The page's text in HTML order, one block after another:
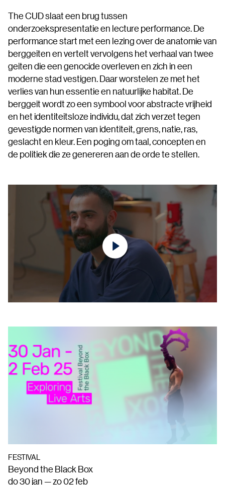
The CUD slaat een brug tussen
onderzoekspresentatie en lecture performance. De
performance start met een lezing over de anatomie van
berggeiten en vertelt vervolgens het verhaal van twee
geiten die een genocide overleven en zich in een
moderne stad vestigen. Daar worstelen ze met het
verlies van hun essentie en natuurlijke habitat. De
berggeit wordt zo een symbool voor abstracte vrijheid
en het identiteitsloze individu, dat zich verzet tegen
gevestigde normen van identiteit, grens, natie, ras,
geslacht en kleur. Een poging om taal, concepten en
de politiek die ze genereren aan de orde te stellen.
FESTIVAL
Beyond the Black Box
do 30 jan — zo 02 feb